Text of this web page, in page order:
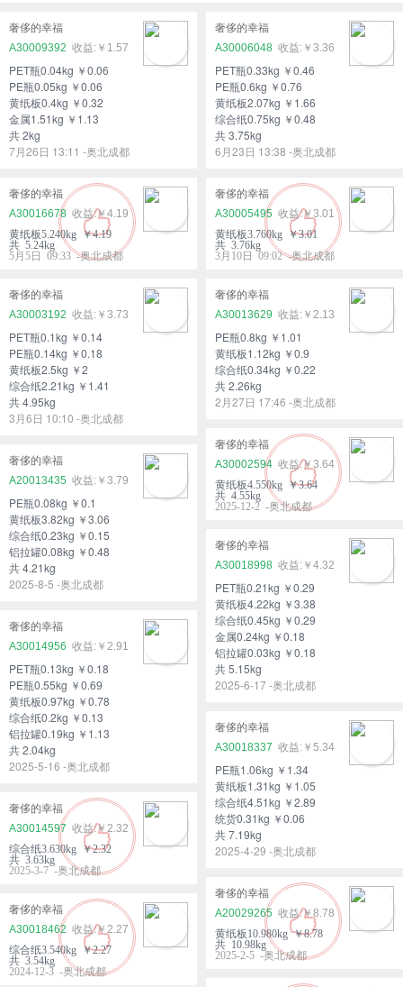
奢侈的幸福
A30009392
￥1.57
PET瓶0.04kg ￥0.06
PE瓶0.05kg ￥0.06
黄纸板0.4kg ￥0.32
金属1.51kg ￥1.13
共 2kg
7月26日 13:11 -奥北成都
奢侈的幸福
A30006048
￥3.36
PET瓶0.33kg ￥0.46
PE瓶0.6kg ￥0.76
黄纸板2.07kg ￥1.66
综合纸0.75kg ￥0.48
共 3.75kg
6月23日 13:38 -奥北成都
奢侈的幸福
A30016678
￥4.19
黄纸板5.240kg ￥4.19
共 5.24kg
5月5日 09:33 -奥北成都
奢侈的幸福
A30005495
￥3.01
黄纸板3.760kg ￥3.01
共 3.76kg
3月10日 09:02 -奥北成都
奢侈的幸福
A30003192
￥3.73
PET瓶0.1kg ￥0.14
PE瓶0.14kg ￥0.18
黄纸板2.5kg ￥2
综合纸2.21kg ￥1.41
共 4.95kg
3月6日 10:10 -奥北成都
奢侈的幸福
A30013629
￥2.13
PE瓶0.8kg ￥1.01
黄纸板1.12kg ￥0.9
综合纸0.34kg ￥0.22
共 2.26kg
2月27日 17:46 -奥北成都
奢侈的幸福
A30002594
￥3.64
黄纸板4.550kg ￥3.64
共 4.55kg
2025-12-2 -奥北成都
奢侈的幸福
A20013435
￥3.79
PE瓶0.08kg ￥0.1
黄纸板3.82kg ￥3.06
综合纸0.23kg ￥0.15
铝拉罐0.08kg ￥0.48
共 4.21kg
2025-8-5 -奥北成都
奢侈的幸福
A30018998
￥4.32
PET瓶0.21kg ￥0.29
黄纸板4.22kg ￥3.38
综合纸0.45kg ￥0.29
金属0.24kg ￥0.18
铝拉罐0.03kg ￥0.18
共 5.15kg
2025-6-17 -奥北成都
奢侈的幸福
A30014956
￥2.91
PET瓶0.13kg ￥0.18
PE瓶0.55kg ￥0.69
黄纸板0.97kg ￥0.78
综合纸0.2kg ￥0.13
铝拉罐0.19kg ￥1.13
共 2.04kg
2025-5-16 -奥北成都
奢侈的幸福
A30018337
￥5.34
PE瓶1.06kg ￥1.34
黄纸板1.31kg ￥1.05
综合纸4.51kg ￥2.89
统货0.31kg ￥0.06
共 7.19kg
2025-4-29 -奥北成都
奢侈的幸福
A30014597
￥2.32
综合纸3.630kg ￥2.32
共 3.63kg
2025-3-7 -奥北成都
奢侈的幸福
A20029265
￥8.78
黄纸板10.980kg ￥8.78
共 10.98kg
2025-2-5 -奥北成都
奢侈的幸福
A30018462
￥2.27
综合纸3.540kg ￥2.27
共 3.54kg
2024-12-3 -奥北成都